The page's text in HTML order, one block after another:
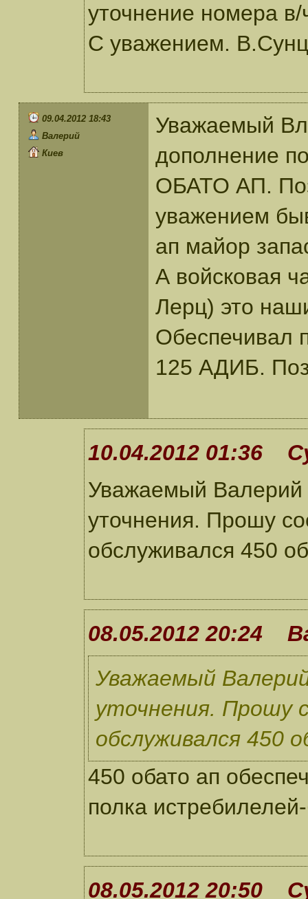
уточнение номера в/
С уважением.
09.04.2012 18:43
Валерий
Киев
Уважаемый
дополнение
ОБАТО АП.
уважением
ап майор
А войсковая
Лерц) это
Обеспечивал
125 АДИБ.
10.04.2012 01:36
Уважаемый Валерий
уточнения. Прошу
обслуживался 450
08.05.2012 20:24
Уважаемый
уточнения. Прошу
обслуживался 450
450 обато ап
полка
08.05.2012 20:50